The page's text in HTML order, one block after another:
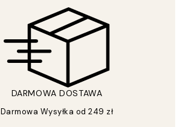
DARMOWA DOSTAWA
Darmowa Wysyłka od 249 zł